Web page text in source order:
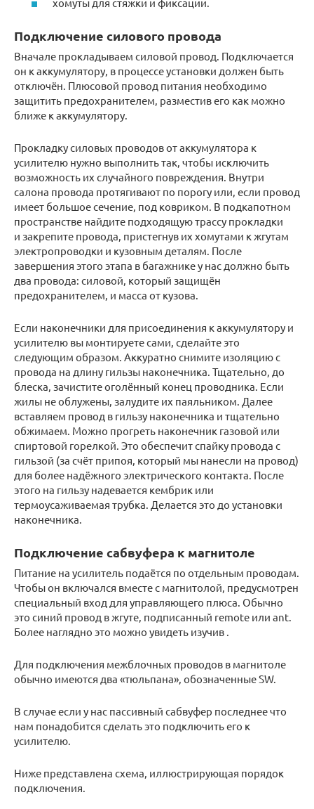
Подключение силового провода
Вначале прокладываем силовой провод. Подключается
он к аккумулятору, в процессе установки должен быть
отключён. Плюсовой провод питания необходимо
защитить предохранителем, разместив его как можно
ближе к аккумулятору.
Прокладку силовых проводов от аккумулятора к
усилителю нужно выполнить так, чтобы исключить
возможность их случайного повреждения. Внутри
салона провода протягивают по порогу или, если провод
имеет большое сечение, под ковриком. В подкапотном
пространстве найдите подходящую трассу прокладки
и закрепите провода, пристегнув их хомутами к жгутам
электропроводки и кузовным деталям. После
завершения этого этапа в багажнике у нас должно быть
два провода: силовой, который защищён
предохранителем, и масса от кузова.
Если наконечники для присоединения к аккумулятору и
усилителю вы монтируете сами, сделайте это
следующим образом. Аккуратно снимите изоляцию с
провода на длину гильзы наконечника. Тщательно, до
блеска, зачистите оголённый конец проводника. Если
жилы не облужены, залудите их паяльником. Далее
вставляем провод в гильзу наконечника и тщательно
обжимаем. Можно прогреть наконечник газовой или
спиртовой горелкой. Это обеспечит спайку провода с
гильзой (за счёт припоя, который мы нанесли на провод)
для более надёжного электрического контакта. После
этого на гильзу надевается кембрик или
термоусаживаемая трубка. Делается это до установки
наконечника.
Подключение сабвуфера к магнитоле
Питание на усилитель подаётся по отдельным проводам.
Чтобы он включался вместе с магнитолой, предусмотрен
специальный вход для управляющего плюса. Обычно
это синий провод в жгуте, подписанный remote или ant.
Более наглядно это можно увидеть изучив .
Для подключения межблочных проводов в магнитоле
обычно имеются два «тюльпана», обозначенные SW.
В случае если у нас пассивный сабвуфер последнее что
нам понадобится сделать это подключить его к
усилителю.
Ниже представлена схема, иллюстрирующая порядок
подключения.